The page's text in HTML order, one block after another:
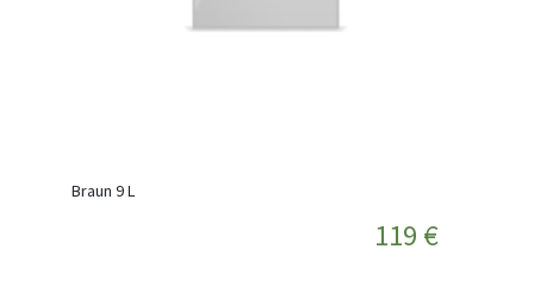
Braun 9 L
119 €